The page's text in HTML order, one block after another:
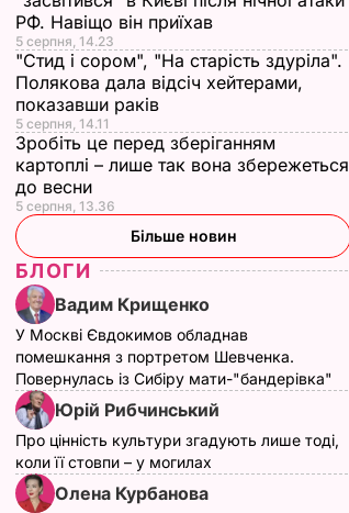
РФ. Навіщо він приїхав
5 серпня, 14.23
"Стид і сором", "На старість здуріла".
Полякова дала відсіч хейтерами,
показавши раків
5 серпня, 14.11
Зробіть це перед зберіганням
картоплі – лише так вона збережеться
до весни
5 серпня, 13.36
Більше новин
БЛОГИ
Вадим Крищенко
У Москві Євдокимов обладнав
помешкання з портретом Шевченка.
Повернулась із Сибіру мати-"бандерівка"
Юрій Рибчинський
Про цінність культури згадують лише тоді,
коли її стовпи – у могилах
Олена Курбанова